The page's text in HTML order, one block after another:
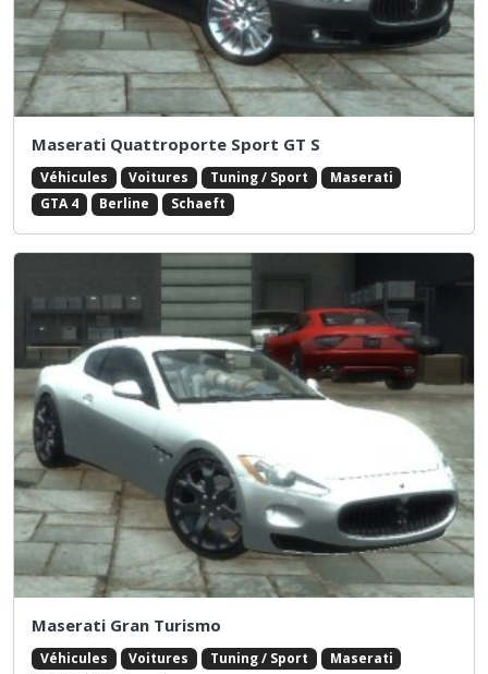
Maserati Quattroporte Sport GT S
Véhicules Voitures Tuning / Sport
Maserati
GTA 4
Berline Schaeft
Maserati Gran Turismo
Véhicules Voitures Tuning / Sport
Maserati